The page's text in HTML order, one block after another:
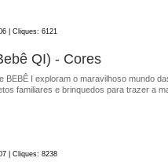
| Cliques: 6121
QI) - Cores
BEBÊ I exploram o maravilhoso mundo
familiares e brinquedos para trazer a
| Cliques: 8238